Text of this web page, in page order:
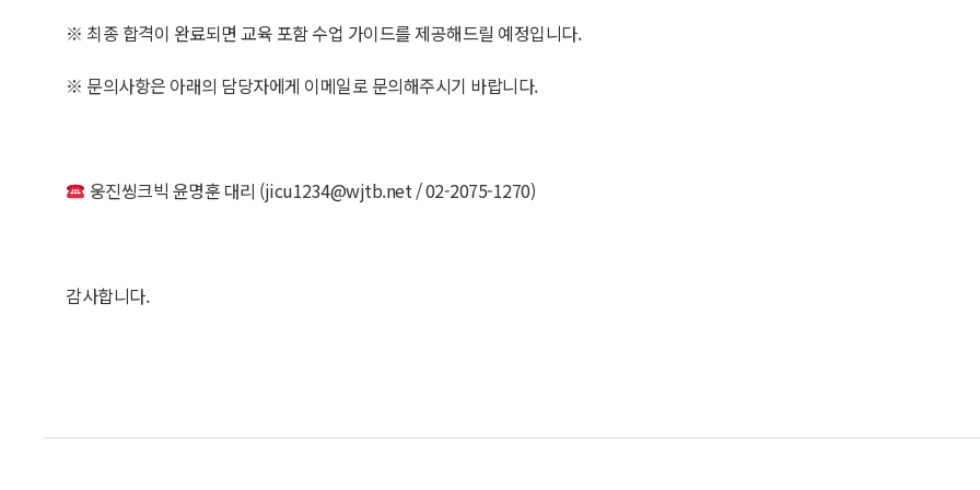
※ 최종 합격이 완료되면 교육 포함 수업 가이드를 제공해드릴 예정입니다.
※ 문의사항은 아래의 담당자에게 이메일로 문의해주시기 바랍니다.
웅진씽크빅 윤명훈 대리 (jicu1234@wjtb.net / 02-2075-1270)
감사합니다.